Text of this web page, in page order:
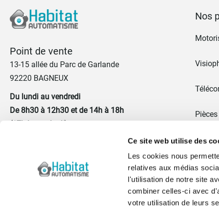
Ce site web utilise des
Les cookies nous
relatives aux médias
l'utilisation de notre site
combiner celles-ci avec
votre utilisation de leurs
Point de vente
13-15 allée du Parc de Garlande
92220 BAGNEUX
Du lundi au vendredi
De 8h30 à 12h30 et de 14h à 18h
Nous contacter
Nos
Promo
Blog